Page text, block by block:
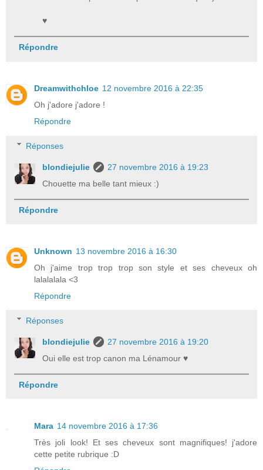
♥
Répondre
Dreamwithchloe 12 novembre 2016 à 22:35
Oh j'adore j'adore !
Répondre
Réponses
blondiejulie
27 novembre 2016 à 19:23
Chouette ma belle tant mieux :)
Répondre
Unknown 13 novembre 2016 à 16:30
Oh j'aime trop trop trop son style et ses cheveux oh
lalalalala <3
Répondre
Réponses
blondiejulie
27 novembre 2016 à 19:20
Oui elle est trop canon ma Lénamour ♥
Répondre
Mara 14 novembre 2016 à 17:36
Très joli look! Et ses cheveux sont magnifiques! j'adore
cette petite rubrique :D